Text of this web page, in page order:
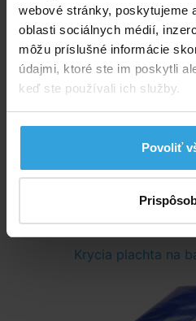
webové stránky, poskytujeme
oblasti sociálnych médií,
môžu príslušné informácie
údajmi, ktoré ste im poskytli
keď ste používali ich služby.
Povoliť
Skladom
v stredu
79,38
do
Krycia plachta na